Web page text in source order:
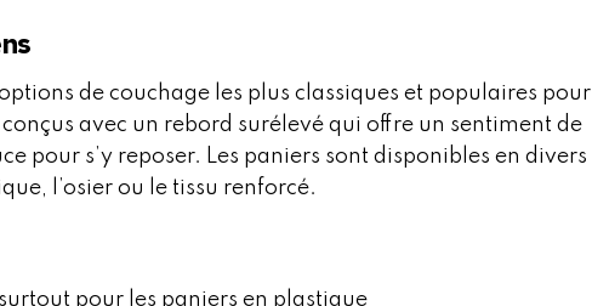
de couchage les plus classiques et populaires pour
conçus avec un rebord surélevé qui offre un sentiment de
pour s’y reposer. Les paniers sont disponibles en divers
l’osier ou le tissu renforcé.
pour les paniers en plastique